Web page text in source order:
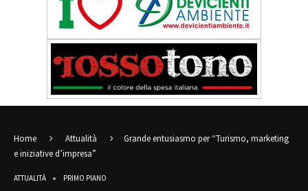
Home Attualità
Grande entusiasmo per “Turismo, marketing
e iniziative d’impresa”
ATTUALITÀ PRIMO PIANO